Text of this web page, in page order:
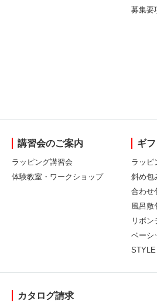
募集要
講習会のご案内
ラッピング講習会
体験教室・ワークショップ
ギ
ラッピ
斜め包
合わせ
風呂敷
リボン
ベーシ
カタログ請求